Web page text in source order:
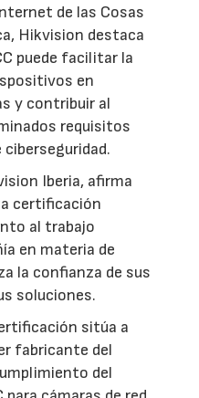
de las Cosas
Hikvision destaca
puede facilitar la
en
y contribuir al
requisitos
Iberia, afirma
certificación
al trabajo
en materia de
la confianza de sus
soluciones.
sitúa a
fabricante del
del